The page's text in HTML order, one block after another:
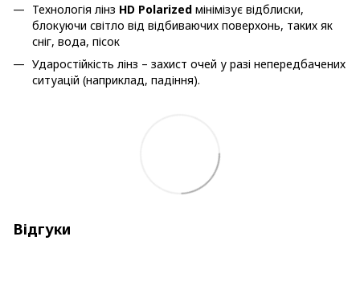
Технологія лінз HD Polarized мінімізує відблиски,
блокуючи світло від відбиваючих поверхонь, таких як
сніг, вода, пісок
Ударостійкість лінз – захист очей у разі непередбачених
ситуацій (наприклад, падіння).
Відгуки